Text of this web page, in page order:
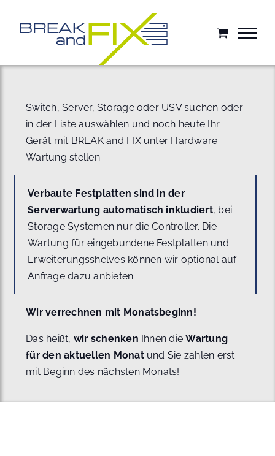
springen
Switch, Server, Storage oder USV suchen oder
in der Liste auswählen und noch heute Ihr
Gerät mit BREAK and FIX unter Hardware
Wartung stellen.
Verbaute Festplatten sind in der
Serverwartung automatisch inkludiert, bei
Storage Systemen nur die Controller. Die
Wartung für eingebundene Festplatten und
Erweiterungsshelves können wir optional auf
Anfrage dazu anbieten.
Wir verrechnen mit Monatsbeginn!
Das heißt, wir schenken Ihnen dieWartung
für den aktuellen Monat und Sie zahlen erst
mit Beginn des nächsten Monats!